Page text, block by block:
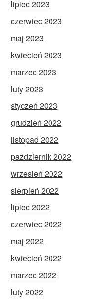
lipiec 2023
czerwiec 2023
maj 2023
kwiecień 2023
marzec 2023
luty 2023
styczeń 2023
grudzień 2022
listopad 2022
październik 2022
wrzesień 2022
sierpień 2022
lipiec 2022
czerwiec 2022
maj 2022
kwiecień 2022
marzec 2022
luty 2022